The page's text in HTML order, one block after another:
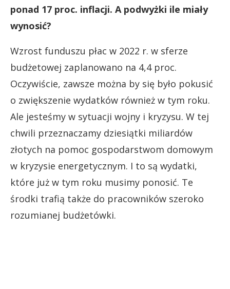
ponad 17 proc. inflacji. A podwyżki ile miały
wynosić?
Wzrost funduszu płac w 2022 r. w sferze
budżetowej zaplanowano na 4,4 proc.
Oczywiście, zawsze można by się było pokusić
o zwiększenie wydatków również w tym roku.
Ale jesteśmy w sytuacji wojny i kryzysu. W tej
chwili przeznaczamy dziesiątki miliardów
złotych na pomoc gospodarstwom domowym
w kryzysie energetycznym. I to są wydatki,
które już w tym roku musimy ponosić. Te
środki trafią także do pracowników szeroko
rozumianej budżetówki.